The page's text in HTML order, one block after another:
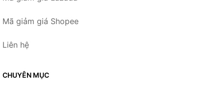
Mã giảm giá Shopee
Liên hệ
CHUYÊN MỤC